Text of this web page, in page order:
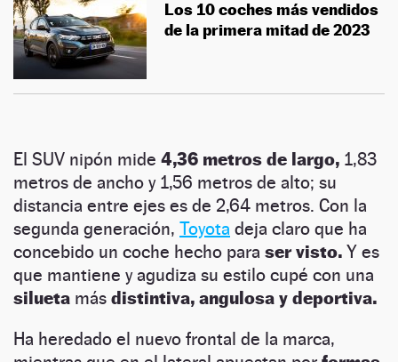
Los 10 coches más vendidos
de la primera mitad de 2023
El SUV nipón mide 4,36 metros de largo, 1,83
metros de ancho y 1,56 metros de alto; su
distancia entre ejes es de 2,64 metros. Con la
segunda generación, Toyota deja claro que ha
concebido un coche hecho para ser visto. Y es
que mantiene y agudiza su estilo cupé con una
silueta más distintiva, angulosa y deportiva.
Ha heredado el nuevo frontal de la marca,